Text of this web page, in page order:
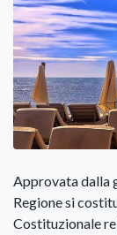
Approvata dalla
Regione si
Costituzionale